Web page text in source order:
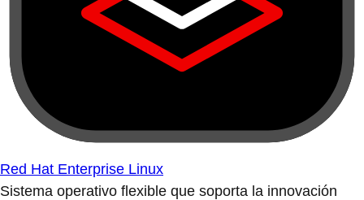
Red Hat Enterprise Linux
Sistema operativo flexible que soporta la innovación